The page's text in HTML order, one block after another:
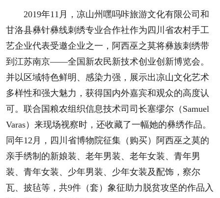
2019年11月，凉山州嘿吗咔旅游文化有限公司和
甘洛县彝针彝线刺绣专业合作社作为四川省农村手工
艺企业代表受邀企业之一，阿西巫之莫将彝族刺绣带
到江苏南京——全国新农民新技术创业创新博览会。
并以区域特色鲜明、感染力强，展示出凉山文化艺术
多样性和强大魅力，获得国内外嘉宾和观众的高度认
可。联合国粮农组织信息技术司司长塞缪尔（Samuel
Varas）来现场视察时，还收藏了一幅她的彝绣作品。
同年12月，四川省博物院征集（购买）阿西巫之莫的
亲手绣制的新娘装、老年男装、老年女装、青年男
装、青年女装、少年男装、少年女装及配饰，察尔
瓦、披毡等，共9件（套）象征助力脱贫攻坚的作品入